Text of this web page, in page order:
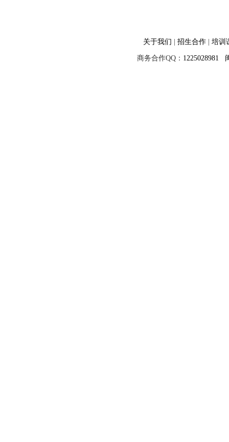
关于我们 招生合作 培训
商务合作QQ： 1225028981